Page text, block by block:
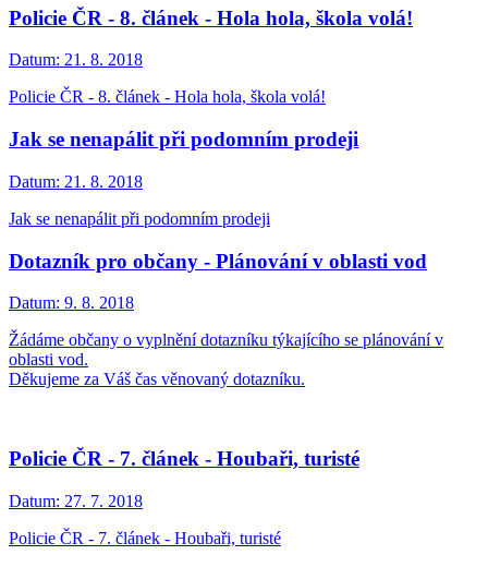
Policie ČR - 8. článek - Hola hola, škola volá!
Datum: 21. 8. 2018
Policie ČR - 8. článek - Hola hola, škola volá!
Jak se nenapálit při podomním prodeji
Datum: 21. 8. 2018
Jak se nenapálit při podomním prodeji
Dotazník pro občany - Plánování v oblasti vod
Datum: 9. 8. 2018
Žádáme občany o vyplnění dotazníku týkajícího se plánování v
oblasti vod.
Děkujeme za Váš čas věnovaný dotazníku.
Policie ČR - 7. článek - Houbaři, turisté
Datum: 27. 7. 2018
Policie ČR - 7. článek - Houbaři, turisté